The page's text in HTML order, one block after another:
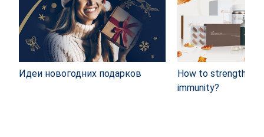
Идеи новогодних подарков
How to strengthen
immunity?